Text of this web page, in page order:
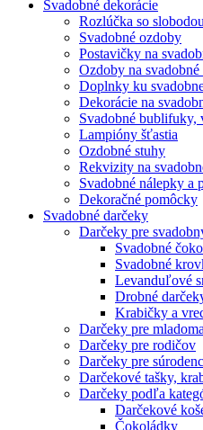
Svadobné dekorácie
Rozlúčka so slobodou
Svadobné ozdoby
Postavičky na
Ozdoby na
Doplnky ku
Dekorácie na
Svadobné bublifuky,
Lampióny šťastia
Ozdobné stuhy
Rekvizity na
Svadobné nálepky a
Dekoračné pomôcky
Svadobné darčeky
Darčeky pre
Svadobné
Svadobné
Levanduľové
Drobné
Krabičky a
Darčeky pre
Darčeky pre rodičov
Darčeky pre
Darčekové tašky,
Darčeky podľa
Darčekové
Čokoládky